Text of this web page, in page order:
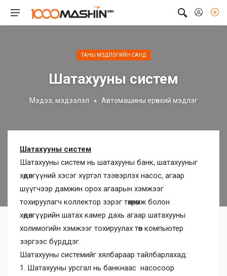
ТАНЫ МЭДЛЭГИЙН САНД
Шатахууны систем
Мэдээ, мэдээлэл Автомашины ерөнхий мэдлэг
Шатахууны систем
Шатахууны систем нь шатахууны банк, шатахууныг
хөдөлгүүний хэсэг хүртэл тээвэрлэх насос, агаар
шүүгчээр дамжин орох агаарын хэмжээг
тохируулагч коллектор зэрэг төхөөрөмж болон
хөдөлгүүрийн шатах камер дахь агаар шатахууны
холимогийн хэмжээг тохируулах төв компьютер
зэргээс бүрддэг.
Шатахууны системийг хялбараар тайлбарлахад:
1. Шатахууны урсгал нь банкнаас насосоор